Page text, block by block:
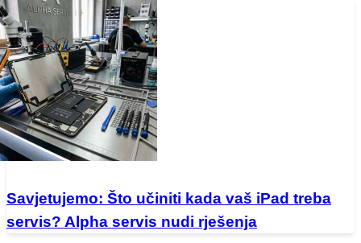
Savjetujemo: Što učiniti kada vaš iPad treba
servis? Alpha servis nudi rješenja